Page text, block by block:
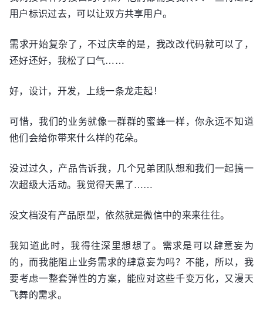
用户标识过去，可以让双方共享用户。
需求开始复杂了，不过庆幸的是，我改改代码就可以了，
还好还好，我松了口气……
好，设计，开发，上线一条龙走起！
可惜，我们的业务就像一群群的蜜蜂一样，你永远不知道
他们会给你带来什么样的花朵。
没过过久，产品告诉我，几个兄弟团队想和我们一起搞一
次超级大活动。我觉得天黑了……
没文档没有产品原型，依然就是微信中的来来往往。
我知道此时，我得往深里想想了。需求是可以肆意妄为
的，而我能阻止业务需求的肆意妄为吗？不能，所以，我
要考虑一整套弹性的方案，能应对这些千变万化，又漫天
飞舞的需求。